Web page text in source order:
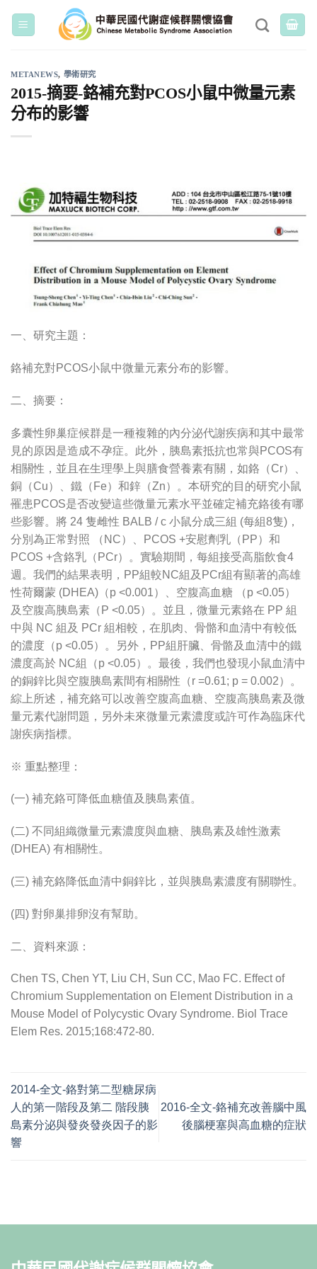
METANEWS, 學術研究
2015-摘要-鉻補充對PCOS小鼠中微量元素
分布的影響
一、研究主題：
鉻補充對PCOS小鼠中微量元素分布的影響。
二、摘要：
多囊性卵巢症候群是一種複雜的內分泌代謝疾病和其中最常
見的原因是造成不孕症。此外，胰島素抵抗也常與PCOS有
相關性，並且在生理學上與膳食營養素有關，如鉻（Cr）、
銅（Cu）、鐵（Fe）和鋅（Zn）。本研究的目的研究小鼠
罹患PCOS是否改變這些微量元素水平並確定補充鉻後有哪
些影響。將 24 隻雌性 BALB / c 小鼠分成三組 (每組8隻)，
分別為正常對照 （NC）、PCOS +安慰劑乳（PP）和
PCOS +含鉻乳（PCr）。實驗期間，每組接受高脂飲食4
週。我們的結果表明，PP組較NC組及PCr組有顯著的高雄
性荷爾蒙 (DHEA)（p <0.001）、空腹高血糖 （p <0.05）
及空腹高胰島素（P <0.05）。並且，微量元素鉻在 PP 組
中與 NC 組及 PCr 組相較，在肌肉、骨骼和血清中有較低
的濃度（p <0.05）。另外，PP組肝臟、骨骼及血清中的鐵
濃度高於 NC組（p <0.05）。最後，我們也發現小鼠血清中
的銅鋅比與空腹胰島素間有相關性（r =0.61; p = 0.002）。
綜上所述，補充鉻可以改善空腹高血糖、空腹高胰島素及微
量元素代謝問題，另外未來微量元素濃度或許可作為臨床代
謝疾病指標。
※ 重點整理：
(一) 補充鉻可降低血糖值及胰島素值。
(二) 不同組織微量元素濃度與血糖、胰島素及雄性激素
(DHEA) 有相關性。
(三) 補充鉻降低血清中銅鋅比，並與胰島素濃度有關聯性。
(四) 對卵巢排卵沒有幫助。
二、資料來源：
Chen TS, Chen YT, Liu CH, Sun CC, Mao FC. Effect of
Chromium Supplementation on Element Distribution in a
Mouse Model of Polycystic Ovary Syndrome. Biol Trace
Elem Res. 2015;168:472-80.
2014-全文-鉻對第二型糖尿病
人的第一階段及第二 階段胰
島素分泌與發炎發炎因子的影
響
2016-全文-鉻補充改善腦中風
後腦梗塞與高血糖的症狀